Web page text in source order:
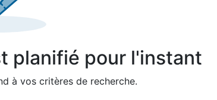
planifié pour l'instant
à vos critères de recherche.